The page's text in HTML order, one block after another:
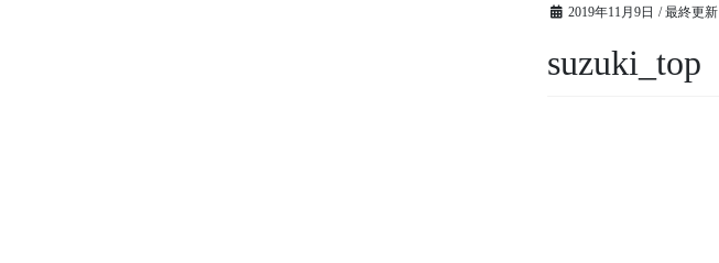
2019年11月9日 / 最終更
suzuki_top